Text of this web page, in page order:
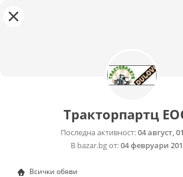
Тракторпартц
Последна активност:04 август,
В bazar.bg от:04 февруари
Всички обяви